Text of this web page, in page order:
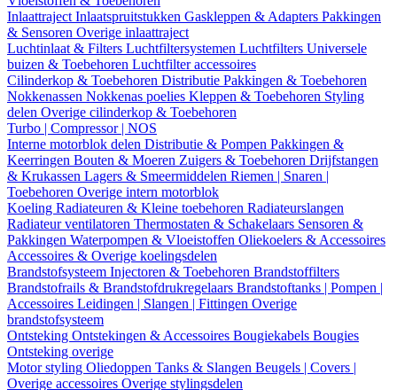
Inlaattraject Inlaatspruitstukken Gaskleppen & Adapters Pakkingen
& Sensoren Overige inlaattraject
Luchtinlaat & Filters Luchtfiltersystemen Luchtfilters Universele
buizen & Toebehoren Luchtfilter accessoires
Cilinderkop & Toebehoren Distributie Pakkingen & Toebehoren
Nokkenassen Nokkenas poelies Kleppen & Toebehoren Styling
delen Overige cilinderkop & Toebehoren
Turbo | Compressor | NOS
Interne motorblok delen Distributie & Pompen Pakkingen &
Keerringen Bouten & Moeren Zuigers & Toebehoren Drijfstangen
& Krukassen Lagers & Smeermiddelen Riemen | Snaren |
Toebehoren Overige intern motorblok
Koeling Radiateuren & Kleine toebehoren Radiateurslangen
Radiateur ventilatoren Thermostaten & Schakelaars Sensoren &
Pakkingen Waterpompen & Vloeistoffen Oliekoelers & Accessoires
Accessoires & Overige koelingsdelen
Brandstofsysteem Injectoren & Toebehoren Brandstoffilters
Brandstofrails & Brandstofdrukregelaars Brandstoftanks | Pompen |
Accessoires Leidingen | Slangen | Fittingen Overige
brandstofsysteem
Ontsteking Ontstekingen & Accessoires Bougiekabels Bougies
Ontsteking overige
Motor styling Oliedoppen Tanks & Slangen Beugels | Covers |
Overige accessoires Overige stylingsdelen